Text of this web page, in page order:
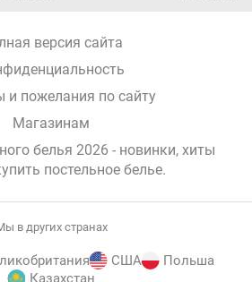
версия сайта
и пожелания по сайту
Магазинам
белья 2026 - новинки, хиты
постельное белье.
в других странах
США
Польша
Казахстан